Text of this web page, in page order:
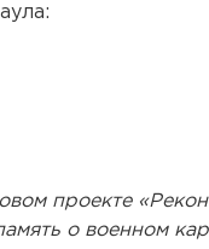
проекте
о военном